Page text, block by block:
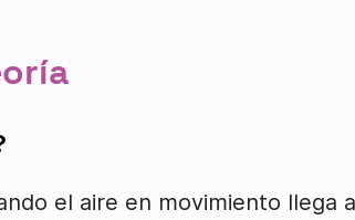
el aire en movimiento llega